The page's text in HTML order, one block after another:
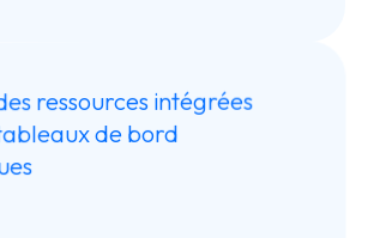
ressources intégrées
de bord